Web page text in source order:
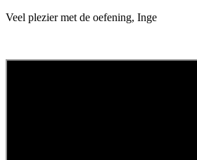
Veel plezier met de oefening, Inge